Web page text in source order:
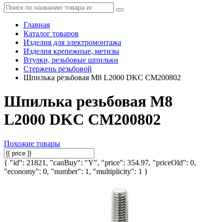
Главная
Каталог товаров
Изделия для электромонтажа
Изделия крепежные, метизы
Втулки, резьбовые шпильки
Стержень резьбовой
Шпилька резьбовая М8 L2000 DKC CM200802
Шпилька резьбовая М8
L2000 DKC CM200802
Похожие товары
{ "id": 21821, "canBuy": "Y", "price": 354.97, "priceOld": 0,
"economy": 0, "number": 1, "multiplicity": 1 }